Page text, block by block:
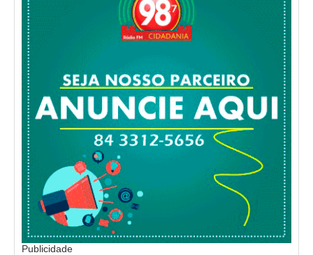
Publicidade